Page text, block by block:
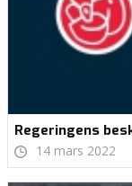
Regeringens
14 mars 2022